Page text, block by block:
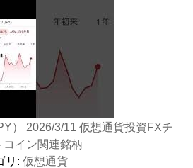
） 2026/3/11 仮想通貨投資FXチ
コイン関連銘柄
リ:仮想通貨